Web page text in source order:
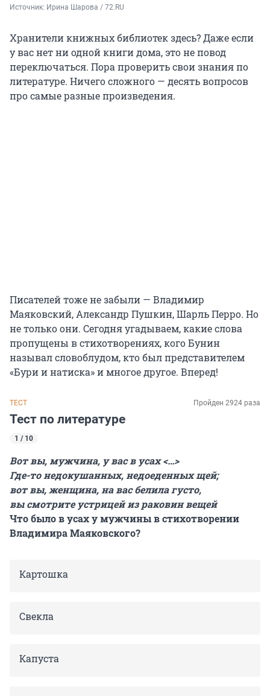
Источник: Ирина Шарова / 72.RU
Хранители книжных библиотек здесь? Даже если
у вас нет ни одной книги дома, это не повод
переключаться. Пора проверить свои знания по
литературе. Ничего сложного — десять вопросов
про самые разные произведения.
Писателей тоже не забыли — Владимир
Маяковский, Александр Пушкин, Шарль Перро. Но
не только они. Сегодня угадываем, какие слова
пропущены в стихотворениях, кого Бунин
называл словоблудом, кто был представителем
«Бури и натиска» и многое другое. Вперед!
ТЕСТ Пройден 2924 раза
Тест по литературе
1 / 10
Вот вы, мужчина, у вас в усах<…>
Где-то недокушанных, недоеденных щей;
вот вы, женщина, на вас белила густо,
вы смотрите устрицей из раковин вещей
Что было в усах у мужчины в стихотворении
Владимира Маяковского?
Картошка
Свекла
Капуста